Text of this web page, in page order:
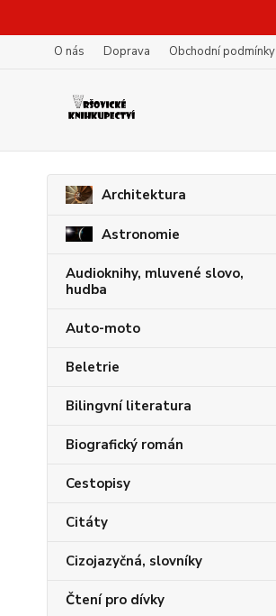
O nás Doprava Obchodní podmínky
Architektura
Astronomie
Audioknihy, mluvené slovo,
hudba
Auto-moto
Beletrie
Bilingvní literatura
Biografický román
Cestopisy
Citáty
Cizojazyčná, slovníky
Čtení pro dívky